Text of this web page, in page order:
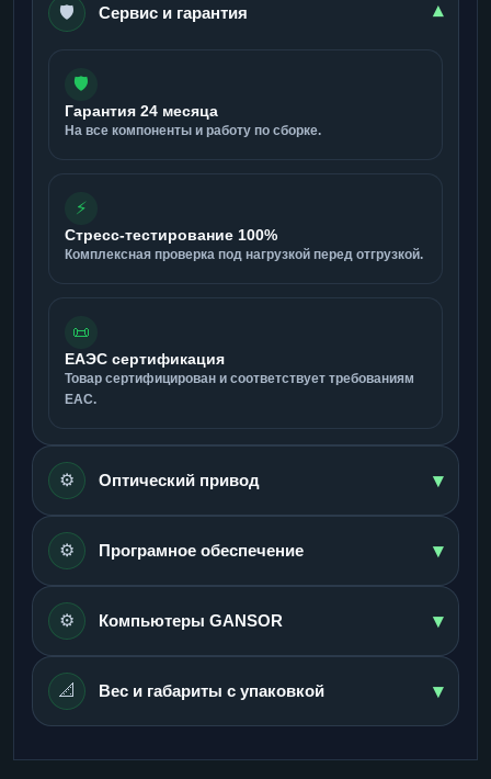
🛡️ Сервис и гарантия ▾
🛡️
Гарантия 24 месяца
На все компоненты и работу по сборке.
⚡
Стресс-тестирование 100%
Комплексная проверка под нагрузкой перед отгрузкой.
📜
ЕАЭС сертификация
Товар сертифицирован и соответствует требованиям
ЕАС.
⚙️ Оптический привод ▾
⚙️ Програмное обеспечение ▾
⚙️ Компьютеры GANSOR ▾
📐 Вес и габариты с упаковкой ▾